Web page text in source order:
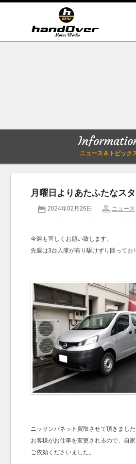
会社概要
アクセス
お問い合わせ
ニュース＆トピック
月曜日よりあたふたなス
2024年02月26日 ニュース
今週も宜しくお願い致します。
先週は3台入庫が有り駆けずり回ってお
ニッサンバネット買取させて頂きました
お客様がお仕事を変更されるので、自
ご依頼くださいました。